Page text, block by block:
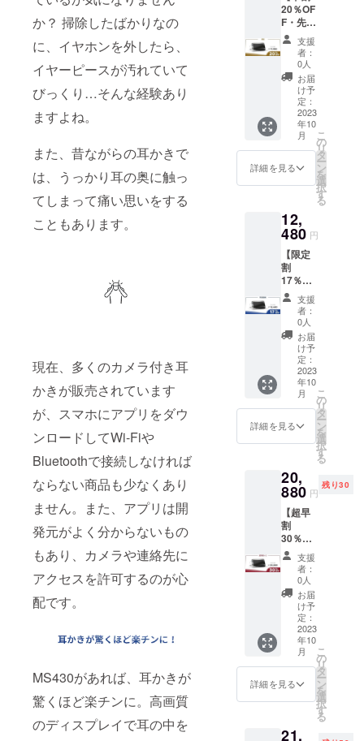
か？ 掃除したばかりなの
に、イヤホンを外したら、
イヤーピースが汚れていて
びっくり…そんな経験あり
ますよね。
また、昔ながらの耳かきで
は、うっかり耳の奥に触っ
てしまって痛い思いをする
こともあります。
現在、多くのカメラ付き耳
かきが販売されています
が、スマホにアプリをダウ
ンロードしてWi-Fiや
Bluetoothで接続しなければ
ならない商品も少なくあり
ません。また、アプリは開
発元がよく分からないもの
もあり、カメラや連絡先に
アクセスを許可するのが心
配です。
MS430があれば、耳かきが
驚くほど楽チンに。高画質
のディスプレイで耳の中を
物＞ ●
耳かき
MS430
本体 × 1
●日本語
説明書
× 1 ●充
電ケー
ブル
（USB-
A to
USB-
C） × 1
ン × 4 ●
アクセ
サリー
入れ × 1
●耳かき
スプー
ン × 2
●micro
SD カー
ド
（8GB
）× 1 ●
ストッ
パー
（黄
色）× 1
●ストッ
（黒）×
ルヘッ
ド綿棒
× 5
20％OF
F・先着
100名様
限定】
可視化
耳かき
「MS43
0」 × 1
※一般販
売予定
価格：
14980
円（税
込） ※
送料込
となり
ます。
＜内容
物＞ ●
耳かき
MS430
本体 × 1
●日本語
説明書
× 1 ●充
電ケー
ブル
（USB-
A to
USB-
C） × 1
●クリー
アクセ
サリー
入れ × 1
●耳かき
スプー
ン × 2
●micro
SD カー
（8GB
）× 1 ●
ストッ
パー
（黄
色）× 1
●ストッ
パー
（黒）×
ド綿棒
支援
者：
0人
お届
け予
定：
2023
年10
月
詳細を見る
こ
の
リ
タ
ー
ン
を
選
択
す
る
12,
480 円
【限定
割
17％OF
F】可視
化耳か
「MS43
0」 × 1
※一般販
売予定
価格：
14980
円（税
込） ※
送料込
の価格
ます。
＜内容
物＞ ●
耳かき
MS430
本体 × 1
●日本語
説明書
× 1 ●充
電ケー
ブル
（USB-
A to
USB-
C） × 1
●クリー
ニング
サリー
支援
者：
0人
お届
け予
定：
2023
年10
月
詳細を見る
こ
の
リ
タ
ー
ン
を
選
択
す
る
20,
880 円
残り30
【超早
割
30％OF
F・先着
30名様
限定】
可視化
耳かき
「MS43
0」 × 2
※一般販
売予定
価格：
29960
円（税
込） ※
の価格
支援
者：
0人
お届
け予
定：
2023
年10
月
詳細を見る
こ
の
リ
タ
ー
ン
を
選
択
す
る
21,